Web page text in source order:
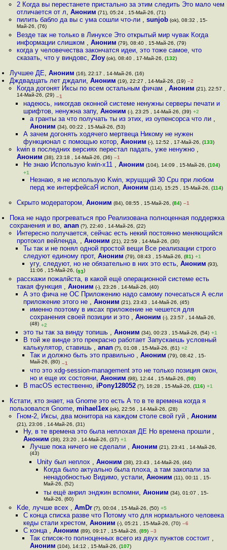
2 Когда вы перестанете пристально за этим следить Это мало чем
отличается от л, Аноним (71), 05:24 , 15-Май-26, (71)
пилить бабло да вы с ума сошли что-ли , sunjob(ok), 08:32 , 15-
Май-26, (76)
Везде так не только в Линуксе Это открытый мир чувак Когда
информации слишком , Аноним (79), 08:40 , 15-Май-26, (79)
когда у человечества закончатся идеи, это тоже самое, что
сказать, что у виндовс, Zloy(ok), 08:40 , 17-Май-26, (132)
Лучшее ДЕ,Аноним (16), 22:17 , 14-Май-26, (16)
Дждвадцать лет дждали,Аноним (19), 22:27 , 14-Май-26, (19) –2
Когда догонят Иксы по всем остальным фичам , Аноним (21), 22:57 ,
14-Май-26, (29) –1
надеюсь, никогдав оконной системе ненужны серверы печати и
шрифтов, ненужна запу, Аноним (-), 23:25 , 14-Май-26, (39) +2
а гранты за что получать ты из этих, из оупенсорса что ли ,
Аноним (34), 00:22 , 15-Май-26, (53)
А зачем догонять ходячего мертвеца Никому не нужен
функционал с помощью котор, Аноним (-), 12:52 , 17-Май-26, (133)
kwin в последних версиях перестал падать, уже ненужно ,
Аноним (38), 23:18 , 14-Май-26, (36) –1
Не знаю Использую kwin-x11 , Аноним (104), 14:09 , 15-Май-26, (104)
+1
Незнаю, я не использую Kwin, жрущщий 30 Cpu при любом
перд же интерфейсаЯ испол,Аноним (114), 15:25 , 15-Май-26, (114)
Скрыто модератором, Аноним (84), 08:55 , 15-Май-26, (84) –1
Пока не надо прогреваться про Реализована полноценная поддержка
сохранения и во,anan (?), 22:40 , 14-Май-26, (22)
Интересно получается, сейчас есть некий постоянно меняющийся
протокол вейленда, , Аноним (21), 22:59 , 14-Май-26, (30)
Ты так и не понял одной простой вещи Все реализации строго
следуют единому прот, Аноним (79), 08:43 , 15-Май-26, (81) +1
угу, следуют, но не обязательно в них это есть,Аноним (93),
11:06 , 15-Май-26, (93)
расскажи пожалйста, в какой ещё операционной системе есть
такая функция , Аноним (-), 23:26 , 14-Май-26, (40)
А это фича не ОС Приложению надо самому почесаться А если
приложение этого не , Аноним (21), 23:43 , 14-Май-26, (45)
именно поэтому в иксах приложение не чешется для
сохранения своей позиции и это ,Аноним (-), 23:57 , 14-Май-26,
(48) +2
это ты так за винду топишь , Аноним (34), 00:23 , 15-Май-26, (54) +1
В той же винде это прекрасно работает Запускаешь условный
калькулятор, ставишь , anan(?), 01:08 , 15-Май-26, (61) +2
Так и должно быть это правильно ,Аноним (79), 08:42 , 15-
Май-26, (80) –1
что это xdg-session-management это не только позиция окон,
но и еще их состояни,Аноним (98), 12:44 , 15-Май-26, (98)
В macOS естественно, iPony128052(?), 16:28 , 15-Май-26, (116) +1
Кстати, кто знает, на Gnome это есть А то в те времена когда я
пользовался Gnome,mihael1ex (ok), 22:56 , 14-Май-26, (28)
Гном-2, Иксы, два монитора на каждом столе свой гуй , Аноним
(21), 23:06 , 14-Май-26, (31)
Ну, в те времена это была неплохая ДЕ Но времена прошли ,
Аноним (38), 23:20 , 14-Май-26, (37) +1
Лучше пока ничего не сделали ,Аноним (21), 23:41 , 14-Май-26,
(43)
Unity был неплох , Аноним (38), 23:43 , 14-Май-26, (44)
Когда было актуально была плоха, а там закопали за
ненадобностью Видимо, устали, Аноним (11), 00:11 , 15-
Май-26, (52)
ты ещё анрил энджин вспомни, Аноним (34), 01:07 , 15-
Май-26, (60)
Kde, лучше всех , AmDr(?), 00:04 , 15-Май-26, (50) +5
С конца списка разве что Потому что для нормального человека
кеды стали хрестом, Аноним (-), 05:21 , 15-Май-26, (70) –6
С конца , Аноним (89), 09:17 , 15-Май-26, (89) –3
Так список-то полноценных всего из двух пунктов состоит ,
Аноним (104), 14:12 , 15-Май-26, (107)